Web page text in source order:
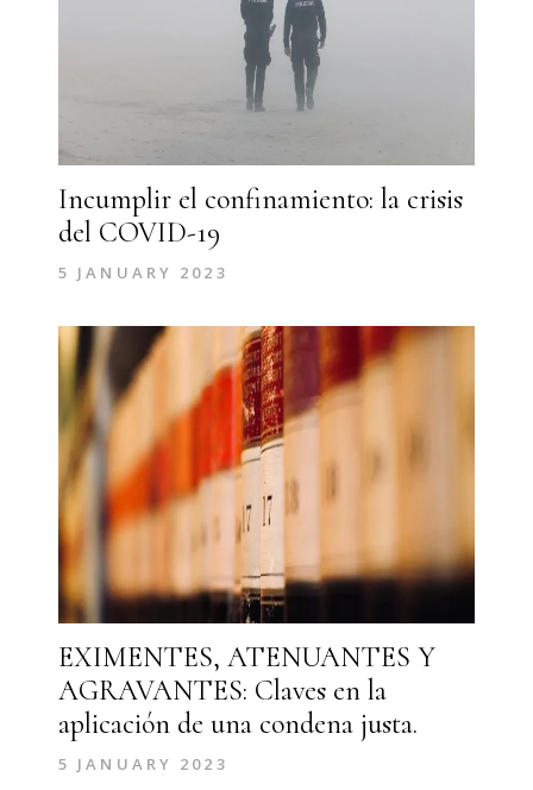
Incumplir el confinamiento: la crisis
del COVID-19
5 JANUARY 2023
EXIMENTES, ATENUANTES Y
AGRAVANTES: Claves en la
aplicación de una condena justa.
5 JANUARY 2023